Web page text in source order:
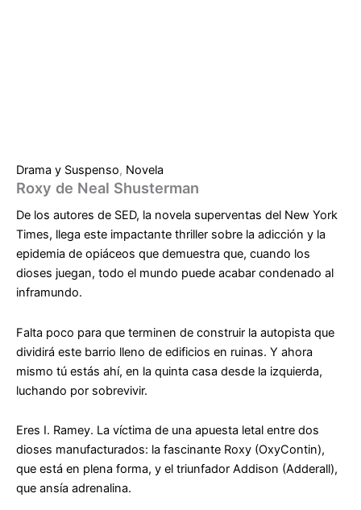
Drama y Suspenso, Novela
Roxy de Neal Shusterman
De los autores de SED, la novela superventas del New York
Times, llega este impactante thriller sobre la adicción y la
epidemia de opiáceos que demuestra que, cuando los
dioses juegan, todo el mundo puede acabar condenado al
inframundo.
Falta poco para que terminen de construir la autopista que
dividirá este barrio lleno de edificios en ruinas. Y ahora
mismo tú estás ahí, en la quinta casa desde la izquierda,
luchando por sobrevivir.
Eres I. Ramey. La víctima de una apuesta letal entre dos
dioses manufacturados: la fascinante Roxy (OxyContin),
que está en plena forma, y el triunfador Addison (Adderall),
que ansía adrenalina.